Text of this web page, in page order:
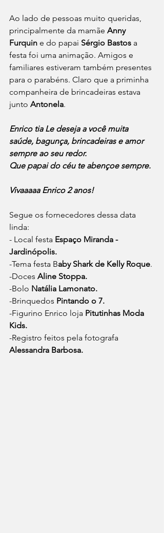
Ao lado de pessoas muito queridas,
principalmente da mamãe Anny
Furquin e do papai Sérgio Bastos a
festa foi uma animação. Amigos e
familiares estiveram também presentes
para o parabéns. Claro que a priminha
companheira de brincadeiras estava
junto Antonela.
Enrico tia Le deseja a você muita
saúde, bagunça, brincadeiras e amor
sempre ao seu redor.
Que papai do céu te abençoe sempre.
Vivaaaaa Enrico 2 anos!
Segue os fornecedores dessa data
linda:
- Local festa Espaço Miranda -
Jardinópolis.
-Tema festa Baby Shark de Kelly Roque.
-Doces Aline Stoppa.
-Bolo Natália Lamonato.
-Brinquedos Pintando o 7.
-Figurino Enrico loja Pitutinhas Moda
Kids.
-Registro feitos pela fotografa
Alessandra Barbosa.